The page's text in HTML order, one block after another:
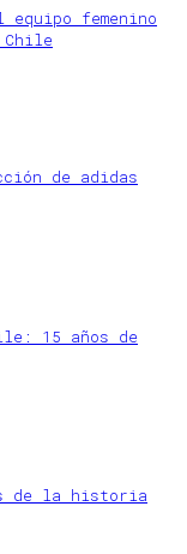
femenino
de adidas
15 años de
de la historia